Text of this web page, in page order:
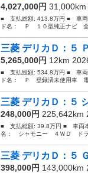
4,027,000円
■ 支払総額: 413.8万円 ■ 車
ド名： Ｐ １０型純正ナビ 全
三菱 デリカＤ：
5,265,000円 12km
■ 支払総額: 534.8万円 ■ 車
ド名： Ｐ 登録済未使用車 電
三菱 デリカＤ：
248,000円 225,642km
■ 支払総額: 39.8万円 ■ 車両
名： シャモニー ４ＷＤ ド
三菱 デリカＤ：
398,000円 143,000km